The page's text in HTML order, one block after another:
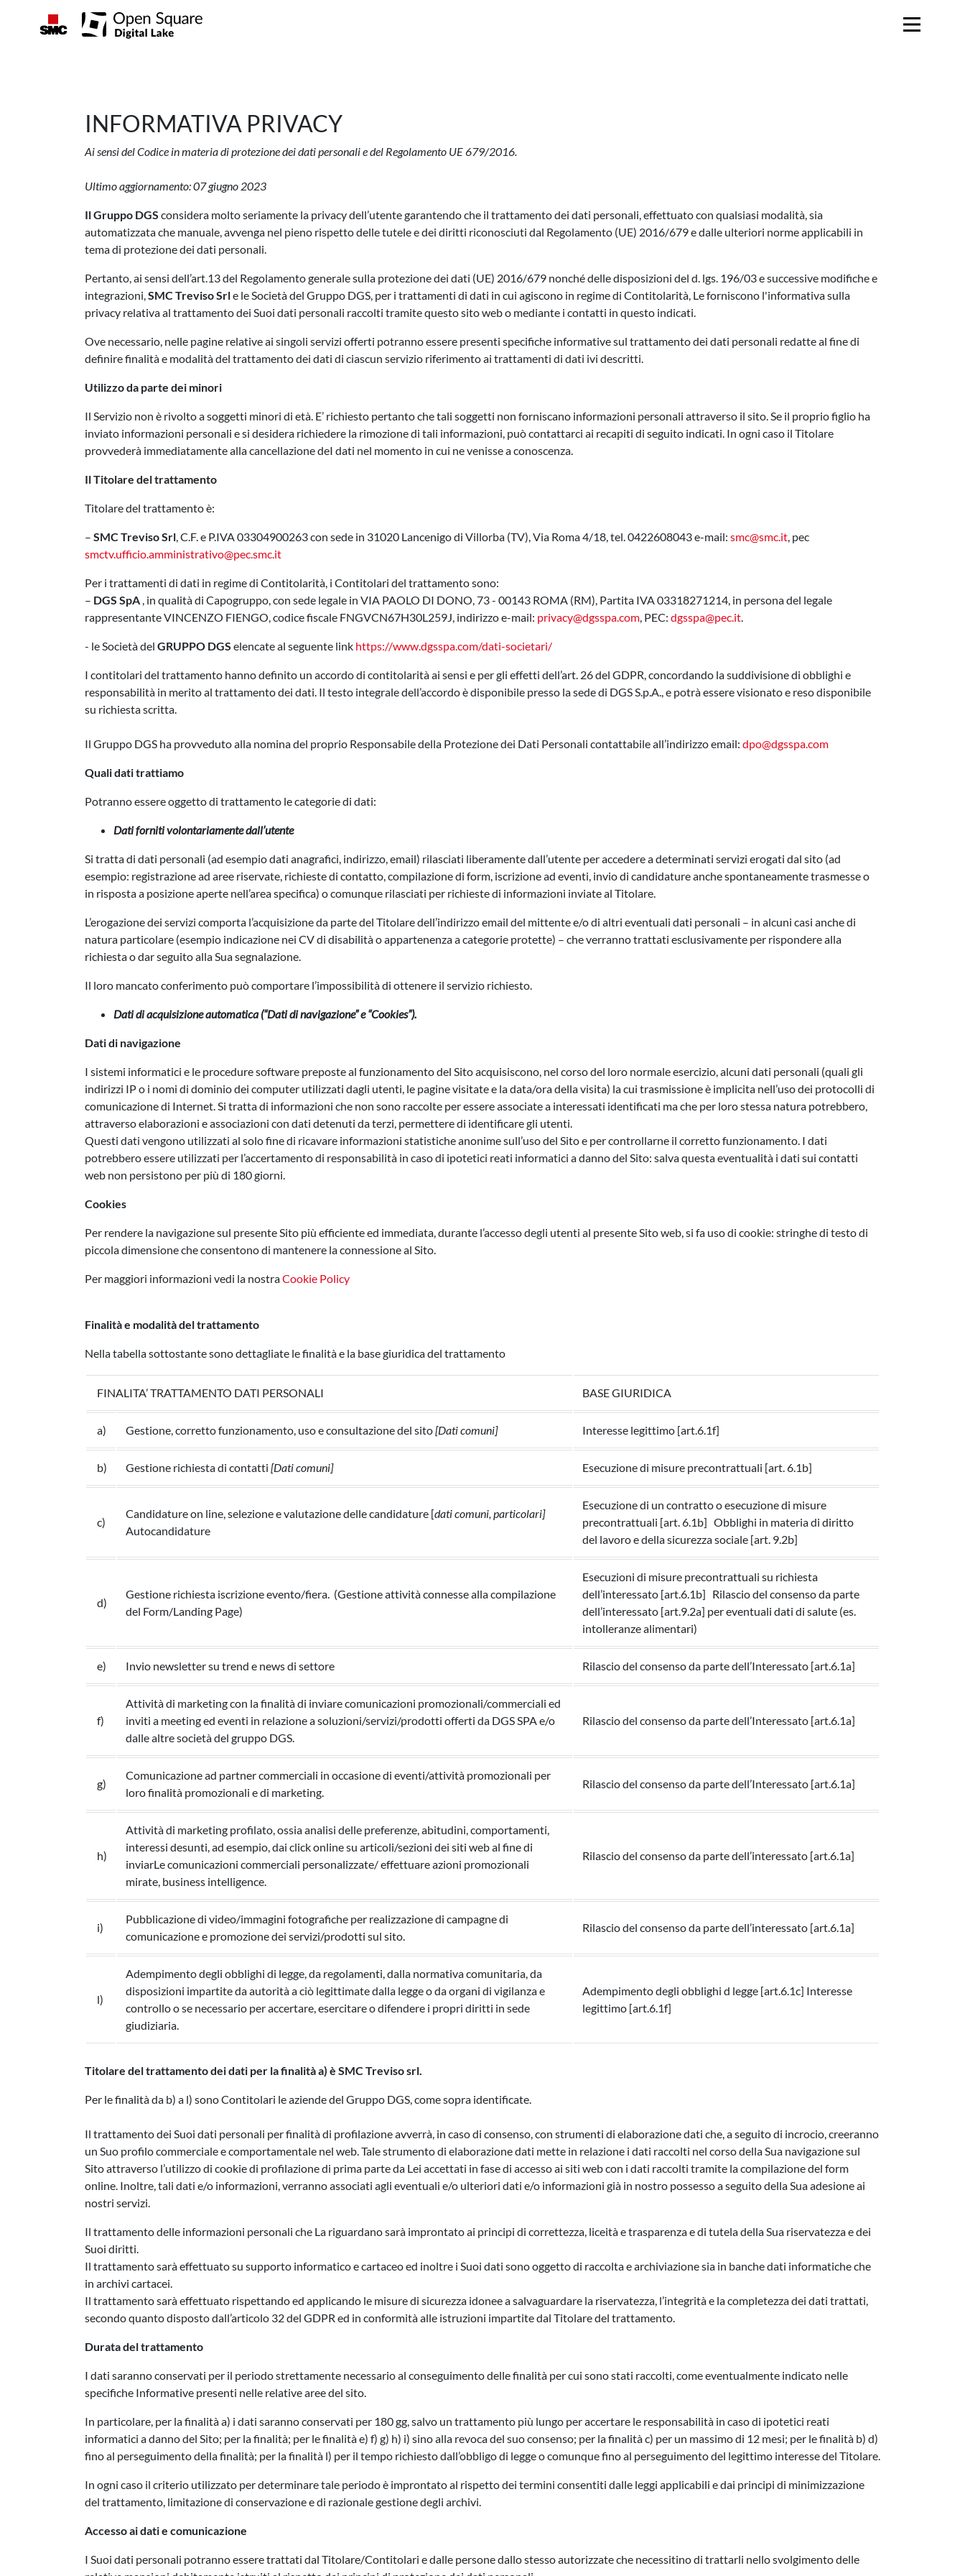
INFORMATIVA PRIVACY
Ai sensi del Codice in materia di protezione dei dati personali e del Regolamento UE 679/2016.
Ultimo aggiornamento: 07 giugno 2023
Il Gruppo DGS considera molto seriamente la privacy dell’utente garantendo che il trattamento dei dati personali, effettuato con qualsiasi modalità, sia
automatizzata che manuale, avvenga nel pieno rispetto delle tutele e dei diritti riconosciuti dal Regolamento (UE) 2016/679 e dalle ulteriori norme applicabili in
tema di protezione dei dati personali.
Pertanto, ai sensi dell’art.13 del Regolamento generale sulla protezione dei dati (UE) 2016/679 nonché delle disposizioni del d. lgs. 196/03 e successive modifiche e
integrazioni,SMC Treviso Srle le Società del Gruppo DGS, per i trattamenti di dati in cui agiscono in regime di Contitolarità, Le forniscono l'informativa sulla
privacy relativa al trattamento dei Suoi dati personali raccolti tramite questo sito web o mediante i contatti in questo indicati.
Ove necessario, nelle pagine relative ai singoli servizi offerti potranno essere presenti specifiche informative sul trattamento dei dati personali redatte al fine di
definire finalità e modalità del trattamento dei dati di ciascun servizio riferimento ai trattamenti di dati ivi descritti.
Utilizzo da parte dei minori
Il Servizio non è rivolto a soggetti minori di età. E’ richiesto pertanto che tali soggetti non forniscano informazioni personali attraverso il sito. Se il proprio figlio ha
inviato informazioni personali e si desidera richiedere la rimozione di tali informazioni, può contattarci ai recapiti di seguito indicati. In ogni caso il Titolare
provvederà immediatamente alla cancellazione deI dati nel momento in cui ne venisse a conoscenza.
Il Titolare del trattamento
Titolare del trattamento è:
– SMC Treviso Srl, C.F. e P.IVA 03304900263 con sede in 31020 Lancenigo di Villorba (TV), Via Roma 4/18, tel. 0422608043 e-mail: smc@smc.it, pec
smctv.ufficio.amministrativo@pec.smc.it
Per i trattamenti di dati in regime di Contitolarità, i Contitolari del trattamento sono:
– DGS SpA , in qualità di Capogruppo, con sede legale in VIA PAOLO DI DONO, 73 - 00143 ROMA (RM), Partita IVA 03318271214, in persona del legale
rappresentante VINCENZO FIENGO, codice fiscale FNGVCN67H30L259J, indirizzo e-mail: privacy@dgsspa.com, PEC: dgsspa@pec.it.
- le Società del GRUPPO DGS elencate al seguente link https://www.dgsspa.com/dati-societari/
I contitolari del trattamento hanno definito un accordo di contitolarità ai sensi e per gli effetti dell’art. 26 del GDPR, concordando la suddivisione di obblighi e
responsabilità in merito al trattamento dei dati. Il testo integrale dell’accordo è disponibile presso la sede di DGS S.p.A., e potrà essere visionato e reso disponibile
su richiesta scritta.
Il Gruppo DGS ha provveduto alla nomina del proprio Responsabile della Protezione dei Dati Personali contattabile all’indirizzo email: dpo@dgsspa.com
Quali dati trattiamo
Potranno essere oggetto di trattamento le categorie di dati:
Dati forniti volontariamente dall’utente
Si tratta di dati personali (ad esempio dati anagrafici, indirizzo, email) rilasciati liberamente dall’utente per accedere a determinati servizi erogati dal sito (ad
esempio: registrazione ad aree riservate, richieste di contatto, compilazione di form, iscrizione ad eventi, invio di candidature anche spontaneamente trasmesse o
in risposta a posizione aperte nell’area specifica) o comunque rilasciati per richieste di informazioni inviate al Titolare.
L’erogazione dei servizi comporta l’acquisizione da parte del Titolare dell’indirizzo email del mittente e/o di altri eventuali dati personali – in alcuni casi anche di
natura particolare (esempio indicazione nei CV di disabilità o appartenenza a categorie protette) – che verranno trattati esclusivamente per rispondere alla
richiesta o dar seguito alla Sua segnalazione.
Il loro mancato conferimento può comportare l’impossibilità di ottenere il servizio richiesto.
Dati di acquisizione automatica (“Dati di navigazione” e “Cookies”).
Dati di navigazione
I sistemi informatici e le procedure software preposte al funzionamento del Sito acquisiscono, nel corso del loro normale esercizio, alcuni dati personali (quali gli
indirizzi IP o i nomi di dominio dei computer utilizzati dagli utenti, le pagine visitate e la data/ora della visita) la cui trasmissione è implicita nell’uso dei protocolli di
comunicazione di Internet. Si tratta di informazioni che non sono raccolte per essere associate a interessati identificati ma che per loro stessa natura potrebbero,
attraverso elaborazioni e associazioni con dati detenuti da terzi, permettere di identificare gli utenti.
Questi dati vengono utilizzati al solo fine di ricavare informazioni statistiche anonime sull’uso del Sito e per controllarne il corretto funzionamento. I dati
potrebbero essere utilizzati per l’accertamento di responsabilità in caso di ipotetici reati informatici a danno del Sito: salva questa eventualità i dati sui contatti
web non persistono per più di 180 giorni.
Cookies
Per rendere la navigazione sul presente Sito più efficiente ed immediata, durante l’accesso degli utenti al presente Sito web, si fa uso di cookie: stringhe di testo di
piccola dimensione che consentono di mantenere la connessione al Sito.
Per maggiori informazioni vedi la nostraCookie Policy
Finalità e modalità del trattamento
Nella tabella sottostante sono dettagliate le finalità e la base giuridica del trattamento
FINALITA’ TRATTAMENTO DATI PERSONALI BASE GIURIDICA
a) Gestione, corretto funzionamento, uso e consultazione del sito[Dati comuni] Interesse legittimo [art.6.1f]
b) Gestione richiesta di contatti [Dati comuni] Esecuzione di misure precontrattuali [art. 6.1b]
c)
Candidature on line, selezione e valutazione delle candidature [dati comuni, particolari]
Autocandidature
Esecuzione di un contratto o esecuzione di misure
precontrattuali [art. 6.1b] Obblighi in materia di diritto
del lavoro e della sicurezza sociale [art. 9.2b]
d)
Gestione richiesta iscrizione evento/fiera. (Gestione attività connesse alla compilazione
del Form/Landing Page)
Esecuzioni di misure precontrattuali su richiesta
dell’interessato [art.6.1b] Rilascio del consenso da parte
dell’interessato [art.9.2a] per eventuali dati di salute (es.
intolleranze alimentari)
e) Invio newsletter su trend e news di settore Rilascio del consenso da parte dell’Interessato [art.6.1a]
f)
Attività di marketing con la finalità di inviare comunicazioni promozionali/commerciali ed
inviti a meeting ed eventi in relazione a soluzioni/servizi/prodotti offerti da DGS SPA e/o
dalle altre società del gruppo DGS.
Rilascio del consenso da parte dell’Interessato [art.6.1a]
g)
Comunicazione ad partner commerciali in occasione di eventi/attività promozionali per
loro finalità promozionali e di marketing.
Rilascio del consenso da parte dell’Interessato [art.6.1a]
h)
Attività di marketing profilato, ossia analisi delle preferenze, abitudini, comportamenti,
interessi desunti, ad esempio, dai click online su articoli/sezioni dei siti web al fine di
inviarLe comunicazioni commerciali personalizzate/ effettuare azioni promozionali
mirate, business intelligence.
Rilascio del consenso da parte dell’interessato [art.6.1a]
i)
Pubblicazione di video/immagini fotografiche per realizzazione di campagne di
comunicazione e promozione dei servizi/prodotti sul sito.
Rilascio del consenso da parte dell’interessato [art.6.1a]
l)
Adempimento degli obblighi di legge, da regolamenti, dalla normativa comunitaria, da
disposizioni impartite da autorità a ciò legittimate dalla legge o da organi di vigilanza e
controllo o se necessario per accertare, esercitare o difendere i propri diritti in sede
giudiziaria.
Adempimento degli obblighi d legge [art.6.1c] Interesse
legittimo [art.6.1f]
Titolare del trattamento dei dati per la finalità a) è SMC Treviso srl.
Per le finalità da b) a l) sono Contitolari le aziende del Gruppo DGS, come sopra identificate.
Il trattamento dei Suoi dati personali per finalità di profilazione avverrà, in caso di consenso, con strumenti di elaborazione dati che, a seguito di incrocio, creeranno
un Suo profilo commerciale e comportamentale nel web. Tale strumento di elaborazione dati mette in relazione i dati raccolti nel corso della Sua navigazione sul
Sito attraverso l’utilizzo di cookie di profilazione di prima parte da Lei accettati in fase di accesso ai siti web con i dati raccolti tramite la compilazione del form
online. Inoltre, tali dati e/o informazioni, verranno associati agli eventuali e/o ulteriori dati e/o informazioni già in nostro possesso a seguito della Sua adesione ai
nostri servizi.
Il trattamento delle informazioni personali che La riguardano sarà improntato ai principi di correttezza, liceità e trasparenza e di tutela della Sua riservatezza e dei
Suoi diritti.
Il trattamento sarà effettuato su supporto informatico e cartaceo ed inoltre i Suoi dati sono oggetto di raccolta e archiviazione sia in banche dati informatiche che
in archivi cartacei.
Il trattamento sarà effettuato rispettando ed applicando le misure di sicurezza idonee a salvaguardare la riservatezza, l’integrità e la completezza dei dati trattati,
secondo quanto disposto dall’articolo 32 del GDPR ed in conformità alle istruzioni impartite dal Titolare del trattamento.
Durata del trattamento
I dati saranno conservati per il periodo strettamente necessario al conseguimento delle finalità per cui sono stati raccolti, come eventualmente indicato nelle
specifiche Informative presenti nelle relative aree del sito.
In particolare, per la finalità a) i dati saranno conservati per 180 gg, salvo un trattamento più lungo per accertare le responsabilità in caso di ipotetici reati
informatici a danno del Sito; per la finalità; per le finalità e) f) g) h) i) sino alla revoca del suo consenso; per la finalità c) per un massimo di 12 mesi; per le finalità b) d)
fino al perseguimento della finalità; per la finalità l) per il tempo richiesto dall’obbligo di legge o comunque fino al perseguimento del legittimo interesse del Titolare.
In ogni caso il criterio utilizzato per determinare tale periodo è improntato al rispetto dei termini consentiti dalle leggi applicabili e dai principi di minimizzazione
del trattamento, limitazione di conservazione e di razionale gestione degli archivi.
Accesso ai dati e comunicazione
I Suoi dati personali potranno essere trattati dal Titolare/Contitolari e dalle persone dallo stesso autorizzate che necessitino di trattarli nello svolgimento delle